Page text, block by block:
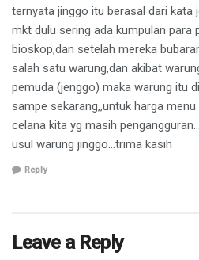
ternyata jinggo itu berasal dari kata
mkt dulu sering ada kumpulan para
bioskop,dan setelah mereka
salah satu warung,dan akibat
pemuda (jenggo) maka warung itu
sampe sekarang,,untuk harga
celana kita yg masih
usul warung jinggo…trima kasih
Reply
Leave a Reply